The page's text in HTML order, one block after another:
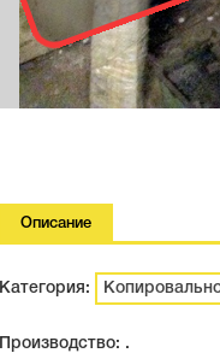
Описание
Категория:
Производство: .